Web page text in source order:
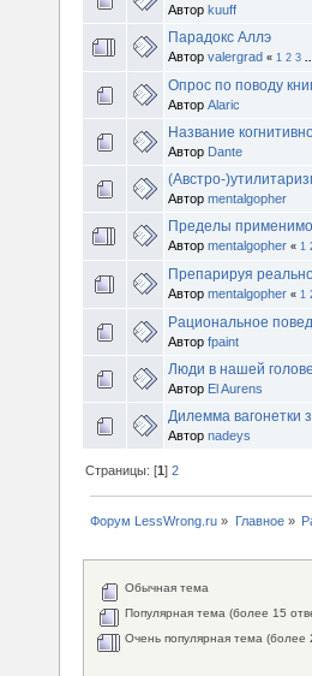
Автор kuuff
Парадокс Аллэ
Автор valergrad « 1 2 3
Опрос по поводу
Автор Alaric
Название
Автор Dante
(Австро-
Автор mentalgopher
Пределы
Автор mentalgopher « 1
Препарируя
Автор mentalgopher « 1
Рациональное
Автор fpaint
Люди в нашей голове
Автор El Aurens
Дилемма вагонетки
Автор nadeys
Страницы: [1]2
Форум LessWrong.ru » Главное»
Обычная тема
Популярная тема (более 15
Очень популярная тема (более